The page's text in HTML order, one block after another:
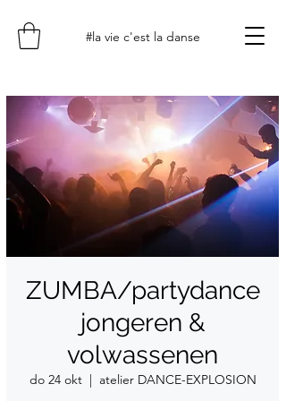
#la vie c'est la danse
ZUMBA/partydance
jongeren &
volwassenen
do 24 okt
  |
atelier DANCE-EXPLOSION